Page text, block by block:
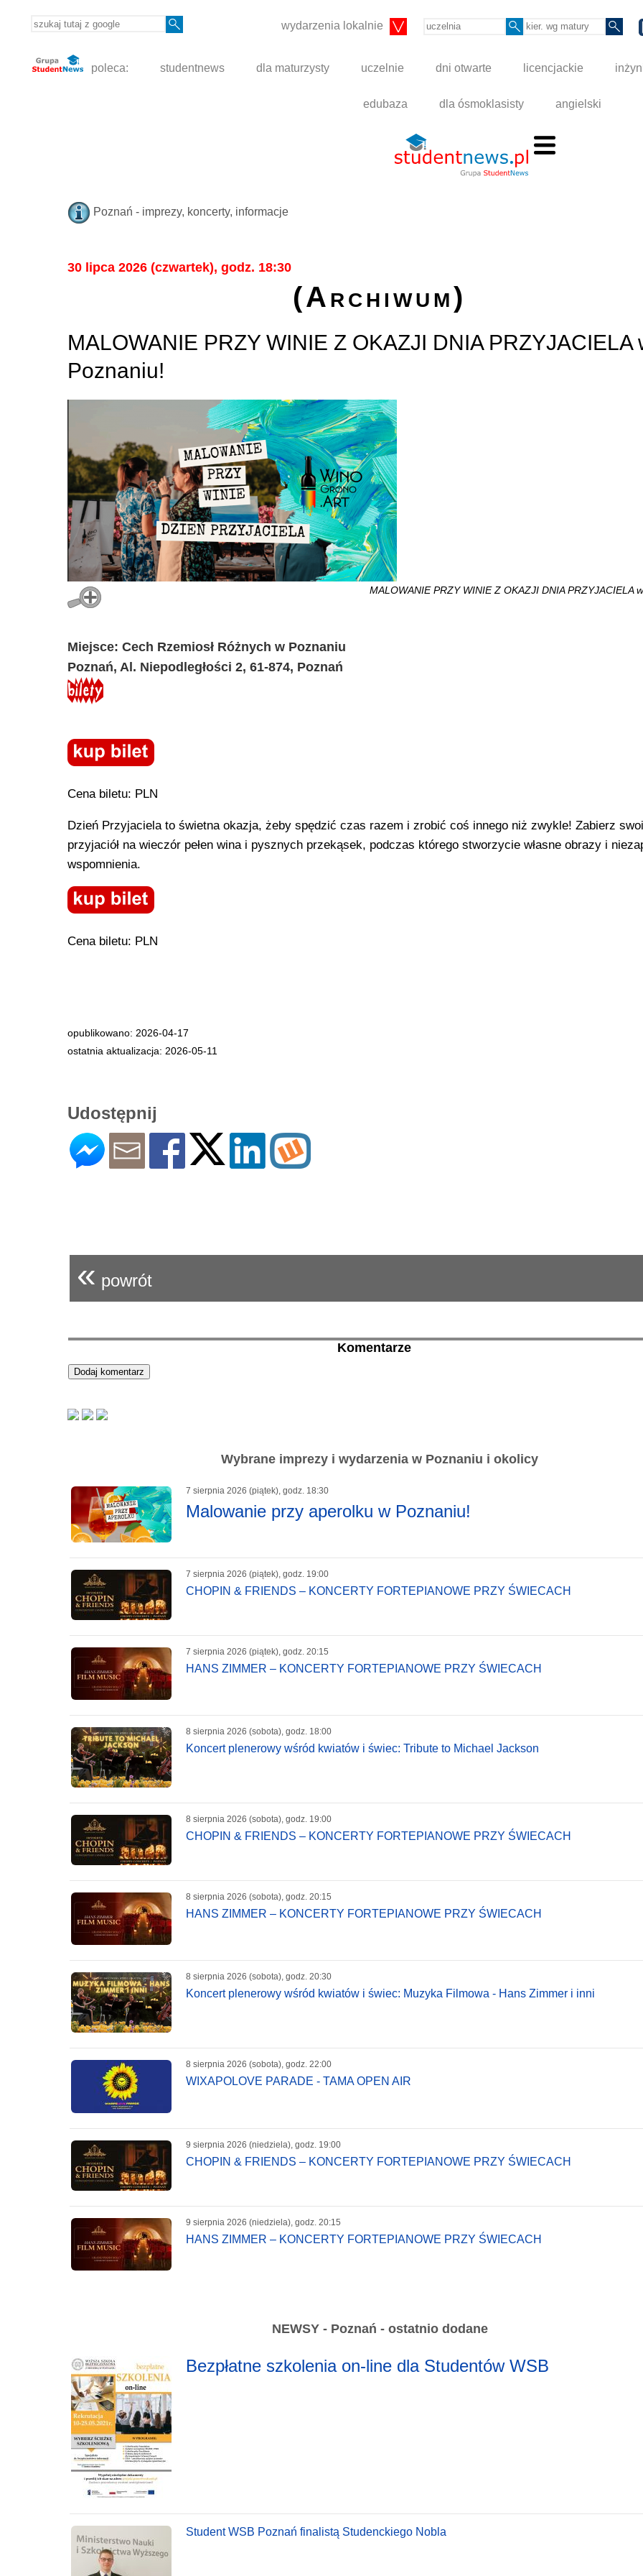
wydarzenia lokalnie
poleca: studentnews dla maturzysty uczelnie dni otwarte licencjackie
edubaza dla ósmoklasisty angielski
Poznań - imprezy, koncerty, informacje
30 lipca 2026 (czwartek), godz. 18:30
(Archiwum)
MALOWANIE PRZY WINIE Z OKAZJI DNIA PRZYJACIELA
Poznaniu!
MALOWANIE PRZY WINIE Z OKAZJI DNIA PRZYJACIELA
Miejsce: Cech Rzemiosł Różnych w Poznaniu
Poznań, Al. Niepodległości 2, 61-874, Poznań
Cena biletu: PLN
Dzień Przyjaciela to świetna okazja, żeby spędzić czas razem i zrobić coś innego niż zwykle! Zabierz
przyjaciół na wieczór pełen wina i pysznych przekąsek, podczas którego stworzycie własne obrazy i
wspomnienia.
Cena biletu: PLN
opublikowano: 2026-04-17
ostatnia aktualizacja: 2026-05-11
Udostępnij
« powrót
Komentarze
Wybrane imprezy i wydarzenia w Poznaniu i okolicy
7 sierpnia 2026 (piątek), godz. 18:30
Malowanie przy aperolku w Poznaniu!
7 sierpnia 2026 (piątek), godz. 19:00
CHOPIN & FRIENDS – KONCERTY FORTEPIANOWE PRZY ŚWIECACH
7 sierpnia 2026 (piątek), godz. 20:15
HANS ZIMMER – KONCERTY FORTEPIANOWE PRZY ŚWIECACH
8 sierpnia 2026 (sobota), godz. 18:00
Koncert plenerowy wśród kwiatów i świec: Tribute to Michael Jackson
8 sierpnia 2026 (sobota), godz. 19:00
CHOPIN & FRIENDS – KONCERTY FORTEPIANOWE PRZY ŚWIECACH
8 sierpnia 2026 (sobota), godz. 20:15
HANS ZIMMER – KONCERTY FORTEPIANOWE PRZY ŚWIECACH
8 sierpnia 2026 (sobota), godz. 20:30
Koncert plenerowy wśród kwiatów i świec: Muzyka Filmowa - Hans Zimmer i inni
8 sierpnia 2026 (sobota), godz. 22:00
WIXAPOLOVE PARADE - TAMA OPEN AIR
9 sierpnia 2026 (niedziela), godz. 19:00
CHOPIN & FRIENDS – KONCERTY FORTEPIANOWE PRZY ŚWIECACH
9 sierpnia 2026 (niedziela), godz. 20:15
HANS ZIMMER – KONCERTY FORTEPIANOWE PRZY ŚWIECACH
NEWSY - Poznań - ostatnio dodane
Bezpłatne szkolenia on-line dla Studentów WSB
Student WSB Poznań finalistą Studenckiego Nobla